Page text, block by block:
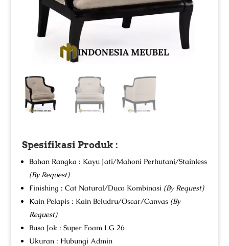
Spesifikasi Produk :
Bahan Rangka : Kayu Jati/Mahoni Perhutani/Stainless
(By Request)
Finishing : Cat Natural/Duco Kombinasi (By Request)
Kain Pelapis : Kain Beludru/Oscar/Canvas (By
Request)
Busa Jok : Super Foam LG 26
Ukuran : Hubungi Admin